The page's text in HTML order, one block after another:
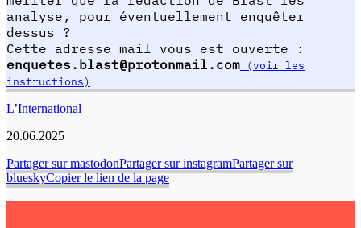
analyse, pour éventuellement enquêter
dessus ?
Cette adresse mail vous est ouverte :
enquetes.blast@protonmail.com (voir les
instructions)
L’International
20.06.2025
Partager sur mastodonPartager sur instagramPartager sur
blueskyCopier le lien de la page